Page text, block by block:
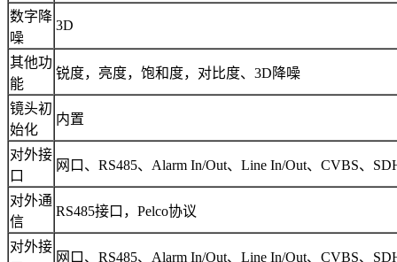
数字降
噪
3D
其他功
能
锐度，亮度，饱和度，对比度、3D降噪
镜头初
始化
内置
对外接
口
网口、RS485、Alarm In/Out、Line In/Out、CVBS、
对外通
信
RS485接口，Pelco协议
对外接
网口、RS485、Alarm In/Out、Line In/Out、CVBS、